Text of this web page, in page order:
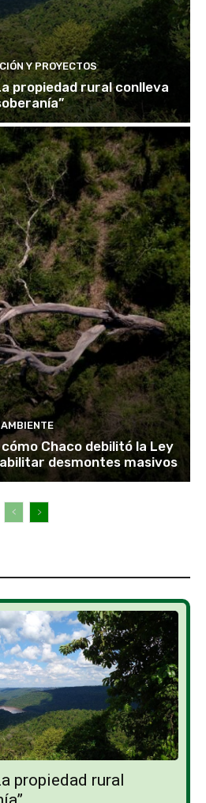
Y PROYECTOS
propiedad rural conlleva
AMBIENTE
Chaco debilitó la Ley
desmontes masivos
propiedad rural